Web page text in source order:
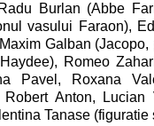
Burlan (Abbe
vasului Faraon),
Galban
Romeo
Pavel, Roxana
Anton,
Tanase (figuratie